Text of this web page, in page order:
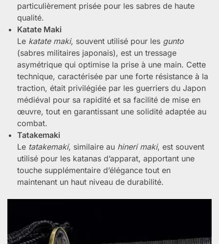
particulièrement prisée pour les sabres de haute
qualité.
Katate Maki
Le katate maki, souvent utilisé pour les gunto
(sabres militaires japonais), est un tressage
asymétrique qui optimise la prise à une main. Cette
technique, caractérisée par une forte résistance à la
traction, était privilégiée par les guerriers du Japon
médiéval pour sa rapidité et sa facilité de mise en
œuvre, tout en garantissant une solidité adaptée au
combat.
Tatakemaki
Le tatakemaki, similaire au hineri maki, est souvent
utilisé pour les katanas d’apparat, apportant une
touche supplémentaire d’élégance tout en
maintenant un haut niveau de durabilité.